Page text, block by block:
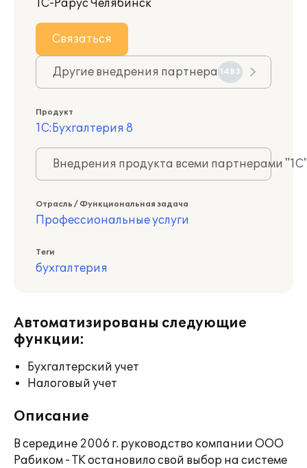
1С-Рарус Челябинск
Связаться
Другие внедрения партнера 1483
Продукт
1С:Бухгалтерия 8
Внедрения продукта всеми партнерами
Отрасль / Функциональная задача
Профессиональные услуги
Теги
бухгалтерия
Автоматизированы следующие
функции:
Бухгалтерский учет
Налоговый учет
Описание
В середине 2006 г. руководство компании ООО
Рабиком - ТК остановило свой выбор на системе